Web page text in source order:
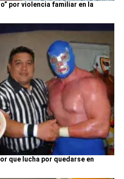
por violencia familiar en la
que lucha por quedarse en